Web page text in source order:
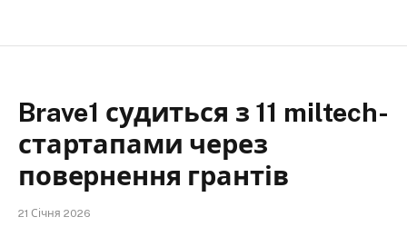
Brave1 судиться з 11 miltech-
стартапами через
повернення грантів
21 Січня 2026